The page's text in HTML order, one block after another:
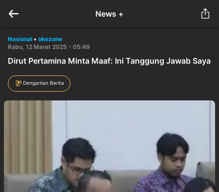
News +
Nasional • okezone
Rabu, 12 Maret 2025 - 05:49
Dirut Pertamina Minta Maaf: Ini Tanggung Jawab Saya
Dengarkan Berita